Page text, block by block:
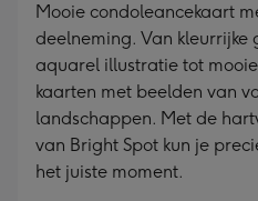
Mooie condoleancekaart
deelneming. Van kleurrijke
aquarel illustratie tot
kaarten met beelden van
landschappen. Met de
van Bright Spot kun je
het juiste moment.